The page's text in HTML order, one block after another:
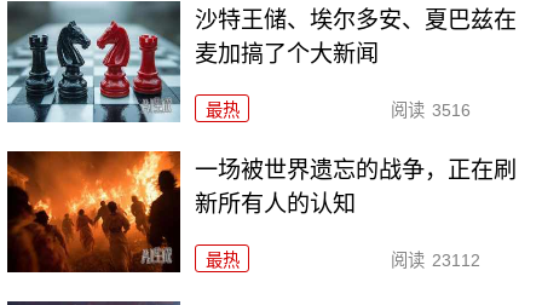
沙特王储、埃尔多安、夏巴兹在
麦加搞了个大新闻
最热 阅读 3516
一场被世界遗忘的战争，正在刷
新所有人的认知
最热 阅读 23112